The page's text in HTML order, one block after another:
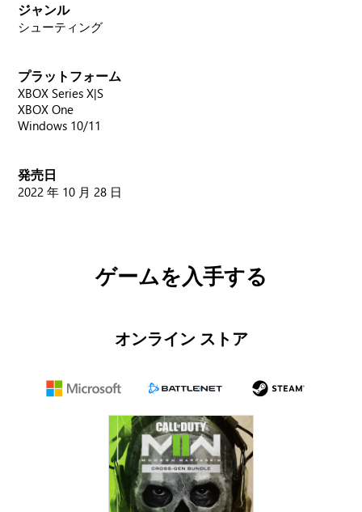
ジャンル
シューティング
プラットフォーム
XBOX Series X|S
XBOX One
Windows 10/11
発売日
2022 年 10 月 28 日
ゲームを入手する
オンライン ストア